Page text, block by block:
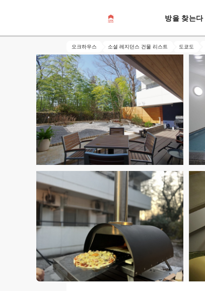
방을 찾는다
오크하우스 소셜 레지던스 건물 리스트 도쿄도